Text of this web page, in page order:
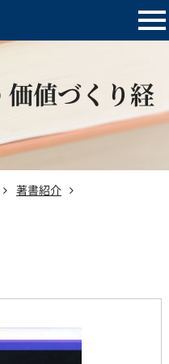
値づくり経
著書紹介